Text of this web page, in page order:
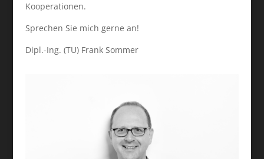
Kooperationen.
Sprechen Sie mich gerne an!
Dipl.-Ing. (TU) Frank Sommer